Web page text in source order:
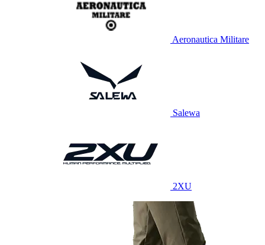
Aeronautica Militare
Salewa
2XU